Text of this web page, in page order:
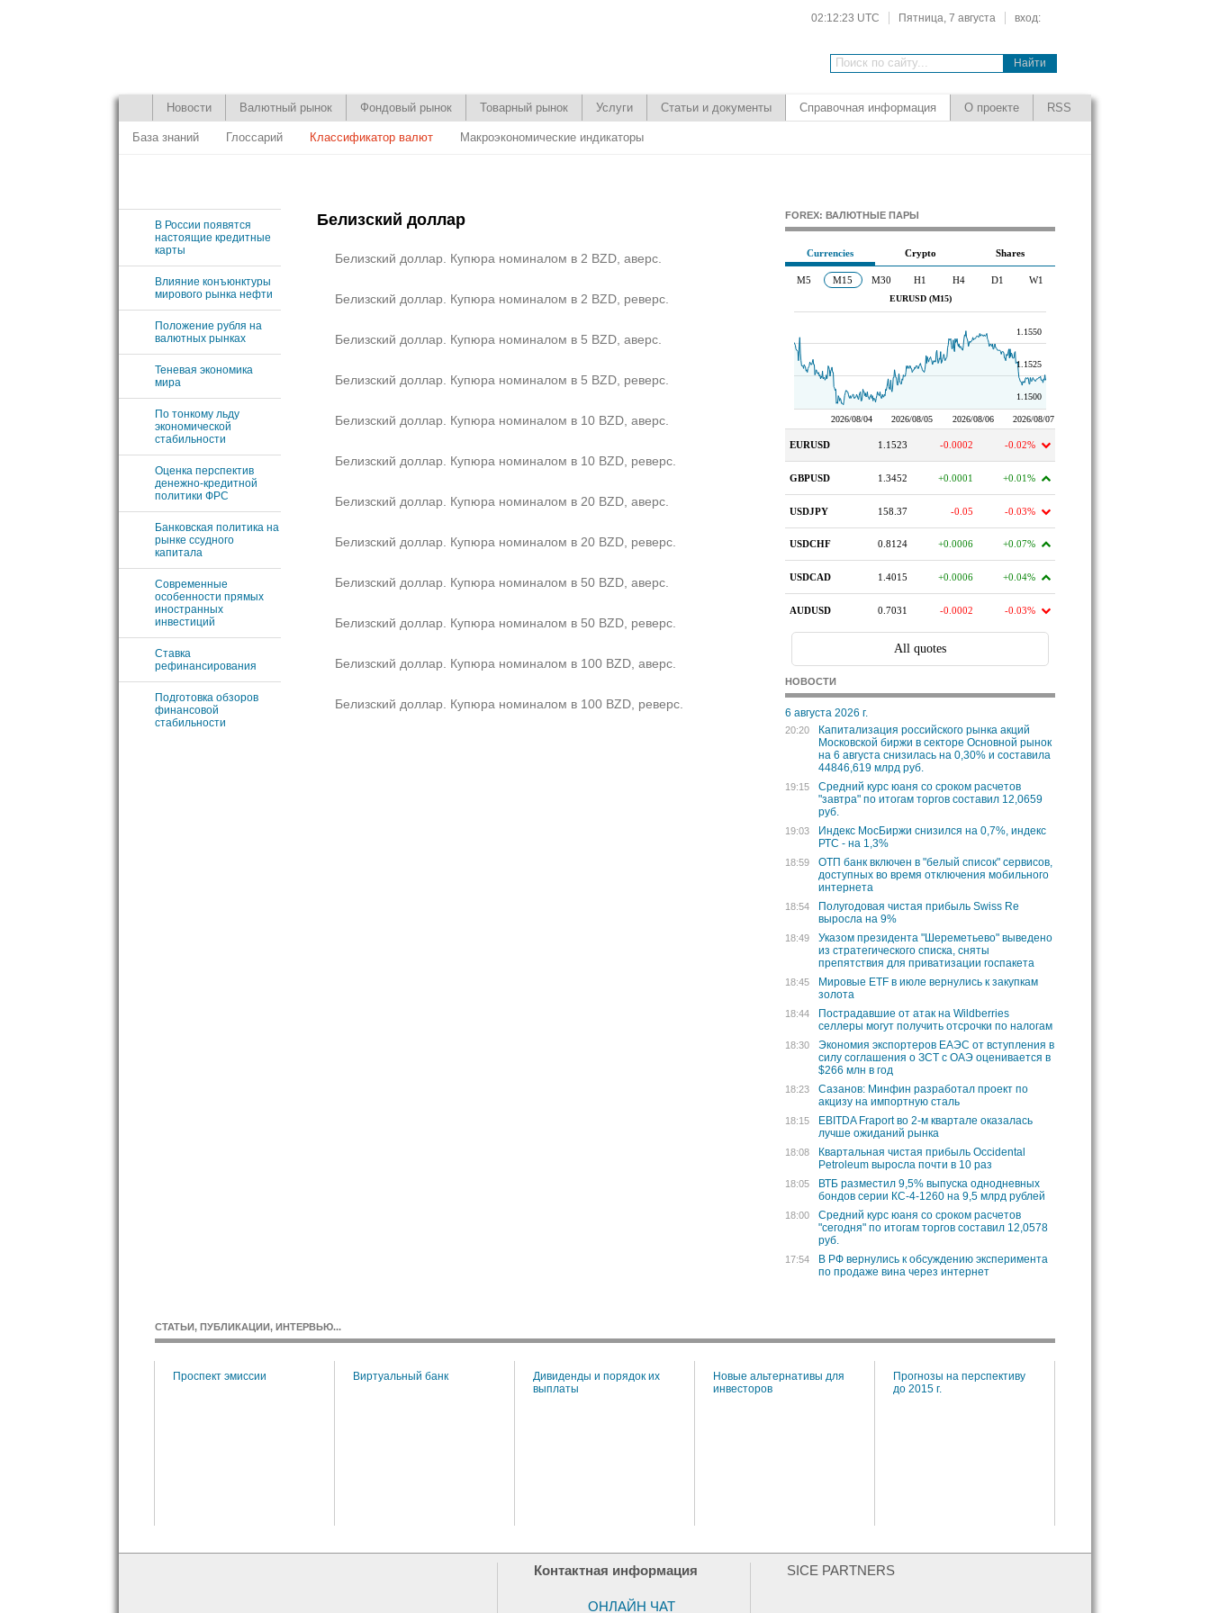
02:12:24 UTC Пятница, 7 августа вход:
Поиск по сайту...
Новости Валютный рынок Фондовый рынок Товарный рынок Услуги Статьи и документы Справочная информация О проекте RSS
База знаний Глоссарий Классификатор валют Макроэкономические индикаторы
В России появятся
настоящие кредитные
карты
Влияние конъюнктуры
мирового рынка нефти
Положение рубля на
валютных рынках
Теневая экономика
мира
По тонкому льду
экономической
стабильности
Оценка перспектив
денежно-кредитной
политики ФРС
Банковская политика на
рынке ссудного
капитала
Современные
особенности прямых
иностранных
инвестиций
Ставка
рефинансирования
Подготовка обзоров
финансовой
стабильности
Белизский доллар
Белизский доллар. Купюра номиналом в 2 BZD, аверс.
Белизский доллар. Купюра номиналом в 2 BZD, реверс.
Белизский доллар. Купюра номиналом в 5 BZD, аверс.
Белизский доллар. Купюра номиналом в 5 BZD, реверс.
Белизский доллар. Купюра номиналом в 10 BZD, аверс.
Белизский доллар. Купюра номиналом в 10 BZD, реверс.
Белизский доллар. Купюра номиналом в 20 BZD, аверс.
Белизский доллар. Купюра номиналом в 20 BZD, реверс.
Белизский доллар. Купюра номиналом в 50 BZD, аверс.
Белизский доллар. Купюра номиналом в 50 BZD, реверс.
Белизский доллар. Купюра номиналом в 100 BZD, аверс.
Белизский доллар. Купюра номиналом в 100 BZD, реверс.
FOREX: ВАЛЮТНЫЕ ПАРЫ
НОВОСТИ
6 августа 2026 г.
20:20
Капитализация российского рынка акций
Московской биржи в секторе Основной рынок
на 6 августа снизилась на 0,30% и составила
44846,619 млрд руб.
19:15
Средний курс юаня со сроком расчетов
"завтра" по итогам торгов составил 12,0659
руб.
19:03
Индекс МосБиржи снизился на 0,7%, индекс
РТС - на 1,3%
18:59
ОТП банк включен в "белый список" сервисов,
доступных во время отключения мобильного
интернета
18:54
Полугодовая чистая прибыль Swiss Re
выросла на 9%
18:49
Указом президента "Шереметьево" выведено
из стратегического списка, сняты
препятствия для приватизации госпакета
18:45
Мировые ETF в июле вернулись к закупкам
золота
18:44
Пострадавшие от атак на Wildberries
селлеры могут получить отсрочки по налогам
18:30
Экономия экспортеров ЕАЭС от вступления в
силу соглашения о ЗСТ с ОАЭ оценивается в
$266 млн в год
18:23
Сазанов: Минфин разработал проект по
акцизу на импортную сталь
18:15
EBITDA Fraport во 2-м квартале оказалась
лучше ожиданий рынка
18:08
Квартальная чистая прибыль Occidental
Petroleum выросла почти в 10 раз
18:05
ВТБ разместил 9,5% выпуска однодневных
бондов серии КС-4-1260 на 9,5 млрд рублей
18:00
Средний курс юаня со сроком расчетов
"сегодня" по итогам торгов составил 12,0578
руб.
17:54
В РФ вернулись к обсуждению эксперимента
по продаже вина через интернет
СТАТЬИ, ПУБЛИКАЦИИ, ИНТЕРВЬЮ...
Проспект эмиссии Виртуальный банк
Дивиденды и порядок их
выплаты
Новые альтернативы для
инвесторов
Прогнозы на перспективу
до 2015 г.
Контактная информация
ОНЛАЙН ЧАТ
SICE PARTNERS